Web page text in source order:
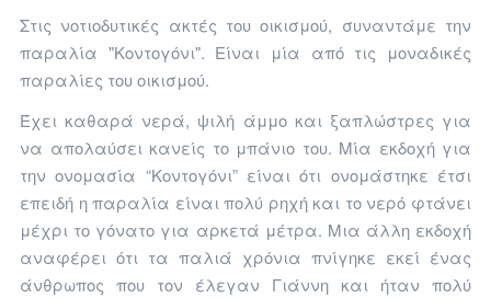
Στις νοτιοδυτικές ακτές του οικισμού, συναντάμε την
παραλία "Κοντογόνι". Είναι μία από τις μοναδικές
παραλίες του οικισμού.
Έχει καθαρά νερά, ψιλή άμμο και ξαπλώστρες για
να απολαύσει κανείς το μπάνιο του. Μία εκδοχή για
την ονομασία “Κοντογόνι” είναι ότι ονομάστηκε έτσι
επειδή η παραλία είναι πολύ ρηχή και το νερό φτάνει
μέχρι το γόνατο για αρκετά μέτρα. Μια άλλη εκδοχή
αναφέρει ότι τα παλιά χρόνια πνίγηκε εκεί ένας
άνθρωπος που τον έλεγαν Γιάννη και ήταν πολύ